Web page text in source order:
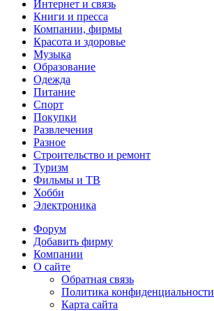
Интернет и связь
Книги и пресса
Компании, фирмы
Красота и здоровье
Музыка
Образование
Одежда
Питание
Спорт
Покупки
Развлечения
Разное
Строительство и ремонт
Туризм
Фильмы и ТВ
Хобби
Электроника
Форум
Добавить фирму
Компании
О сайте
Обратная связь
Политика конфиденциальности
Карта сайта